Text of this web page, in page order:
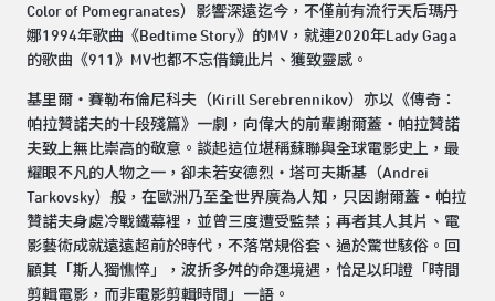
Color of Pomegranates）影響深遠迄今，不僅前有流行天后瑪丹
娜1994年歌曲《Bedtime Story》的MV，就連2020年Lady Gaga
的歌曲《911》MV也都不忘借鏡此片、獲致靈感。
基里爾・賽勒布倫尼科夫（Kirill Serebrennikov）亦以《傳奇：
帕拉贊諾夫的十段殘篇》一劇，向偉大的前輩謝爾蓋‧帕拉贊諾
夫致上無比崇高的敬意。談起這位堪稱蘇聯與全球電影史上，最
耀眼不凡的人物之一，卻未若安德烈‧塔可夫斯基（Andrei
Tarkovsky）般，在歐洲乃至全世界廣為人知，只因謝爾蓋‧帕拉
贊諾夫身處冷戰鐵幕裡，並曾三度遭受監禁；再者其人其片、電
影藝術成就遠遠超前於時代，不落常規俗套、過於驚世駭俗。回
顧其「斯人獨憔悴」，波折多舛的命運境遇，恰足以印證「時間
剪輯電影，而非電影剪輯時間」一語。